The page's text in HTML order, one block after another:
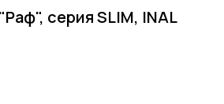
серия SLIM, INAL